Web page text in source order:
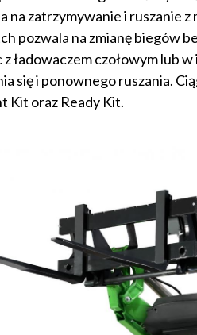
na zatrzymywanie i ruszanie z
pozwala na zmianę biegów
z ładowaczem czołowym lub
się i ponownego ruszania.
Kit oraz Ready Kit.